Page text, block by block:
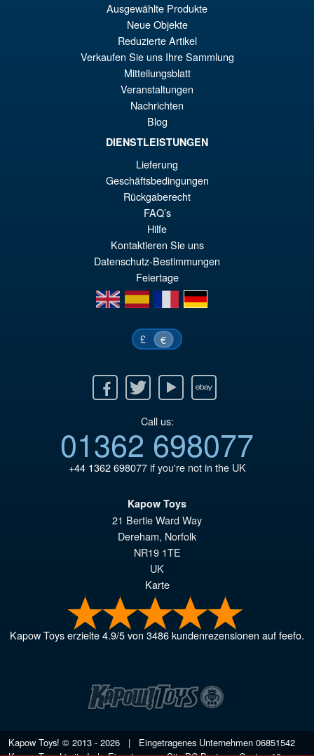
VORBESTELLUNGEN
NECA DuckTales Ultimate
Huey, Dewey and Louie Action
Figures
VORBESTELLUNGEN
Ausgewählte Produkte
Neue Objekte
Reduzierte Artikel
Verkaufen Sie uns Ihre Sammlung
Mitteilungsblatt
Veranstaltungen
Nachrichten
Blog
DIENSTLEISTUNGEN
Lieferung
Geschäftsbedingungen
Rückgaberecht
FAQ’s
Hilfe
Kontaktieren Sie uns
Datenschutz-Bestimmungen
Feiertage
en
es fr de
£ €
Twitter Youtube Ebay
Call us:
01362 698077
+44 1362 698077if you're not in the UK
Kapow Toys
21 Bertie Ward Way
Dereham, Norfolk
NR19 1TE
UK
Karte
Kapow Toyserzielte4.9/5von 3486kundenrezensionen auf feefo.
Kapow Toys! © 2013 - 2026 | Eingetragenes Unternehmen 06851542